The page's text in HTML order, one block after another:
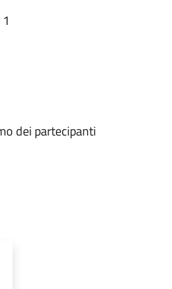
dei partecipanti